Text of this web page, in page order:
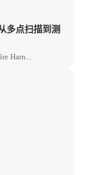
多点扫描到测
Harn...